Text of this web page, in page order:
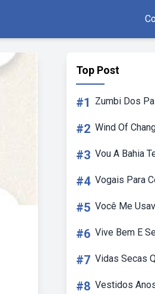
Top Post
#1 Zumbi Dos
#2 Wind Of
#3 Vou A Bahia
#4 Vogais Para
#5 Você Me
#6 Vive Bem E
#7 Vidas Secas
#8 Vestidos